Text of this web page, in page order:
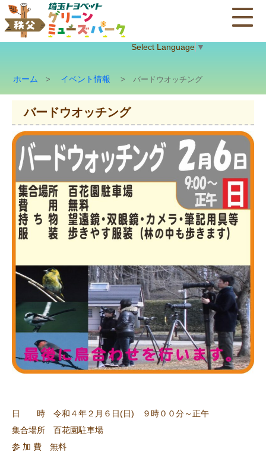
Select Language ▼
ホーム > イベント情報 > バードウオッチング
バードウオッチング
日 時 令和４年２月６日(日) ９時００分～正午
集合場所 百花園駐車場
参 加 費 無料